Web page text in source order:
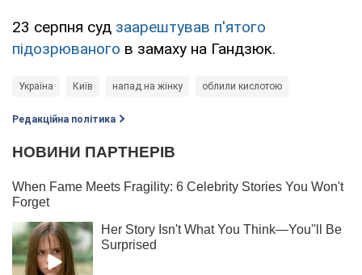
23 серпня суд заарештував п'ятого
підозрюваного в замаху на Гандзюк.
Україна Київ напад на жінку облили кислотою
Редакційна політика